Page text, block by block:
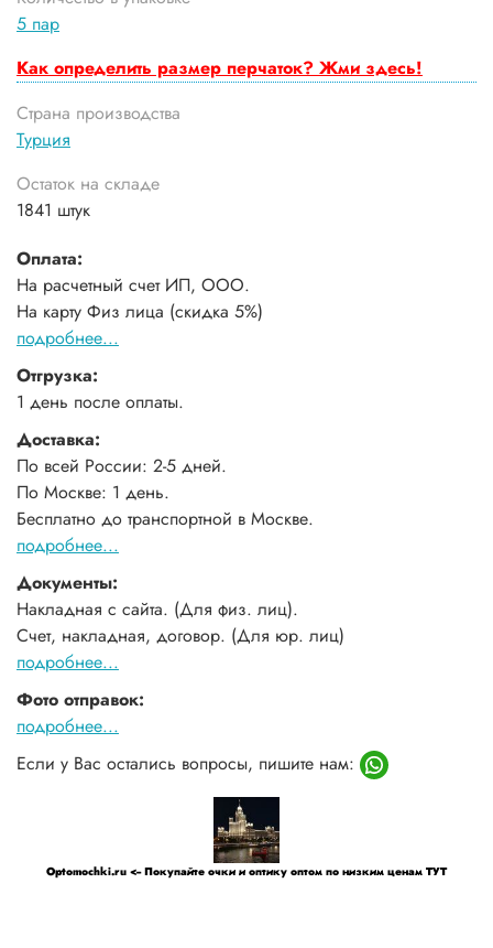
5 пар
Как определить размер перчаток? Жми здесь!
Страна производства
Турция
Остаток на складе
1841 штук
Оплата:
На расчетный счет ИП, ООО.
На карту Физ лица (скидка 5%)
подробнее...
Отгрузка:
1 день после оплаты.
Доставка:
По всей России: 2-5 дней.
По Москве: 1 день.
Бесплатно до транспортной в Москве.
подробнее...
Документы:
Накладная с сайта. (Для физ. лиц).
Счет, накладная, договор. (Для юр. лиц)
подробнее...
Фото отправок:
подробнее...
Если у Вас остались вопросы, пишите нам:
Optomochki.ru <-- Покупайте очки и оптику оптом по низким ценам ТУТ